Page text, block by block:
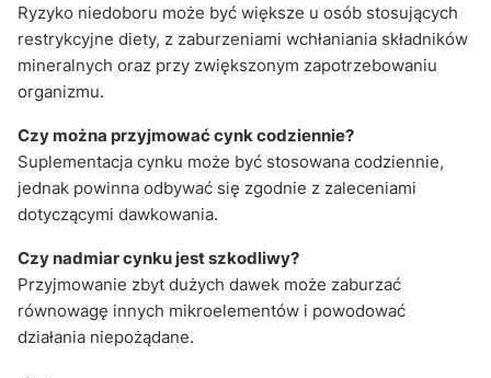
Ryzyko niedoboru może być większe u osób stosujących
restrykcyjne diety, z zaburzeniami wchłaniania składników
mineralnych oraz przy zwiększonym zapotrzebowaniu
organizmu.
Czy można przyjmować cynk codziennie?
Suplementacja cynku może być stosowana codziennie,
jednak powinna odbywać się zgodnie z zaleceniami
dotyczącymi dawkowania.
Czy nadmiar cynku jest szkodliwy?
Przyjmowanie zbyt dużych dawek może zaburzać
równowagę innych mikroelementów i powodować
działania niepożądane.